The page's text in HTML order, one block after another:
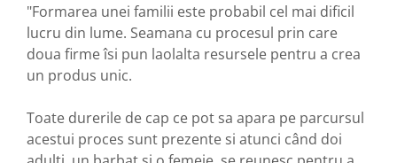
"Formarea unei familii este probabil cel mai dificil
lucru din lume. Seamana cu procesul prin care
doua firme îsi pun laolalta resursele pentru a crea
un produs unic.
Toate durerile de cap ce pot sa apara pe parcursul
acestui proces sunt prezente si atunci când doi